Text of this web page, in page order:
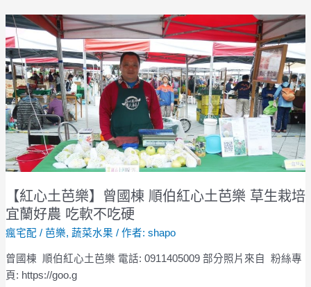
己
的
餐
具
自
己
做
【紅心土芭樂】曾國棟 順伯紅心土芭樂 草生栽培
宜蘭好農 吃軟不吃硬
瘋宅配 / 芭樂, 蔬菜水果 / 作者: shapo
曾國棟 順伯紅心土芭樂 電話: 0911405009 部分照片來自 粉絲專
頁: https://goo.g
【紅
心
土
芭
樂】
曾
國
棟
順
伯
紅
心
土
芭
樂
草